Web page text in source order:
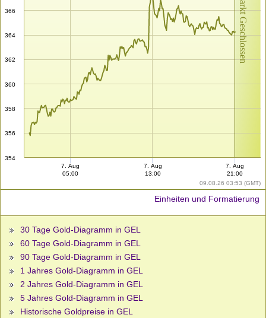
Markt Geschlossen
09.08.26 03:53 (GMT)
354
356
358
360
362
364
366
7. Aug
05:00
7. Aug
13:00
7. Aug
21:00
Einheiten und Formatierung
30 Tage Gold-Diagramm in GEL
60 Tage Gold-Diagramm in GEL
90 Tage Gold-Diagramm in GEL
1 Jahres Gold-Diagramm in GEL
2 Jahres Gold-Diagramm in GEL
5 Jahres Gold-Diagramm in GEL
Historische Goldpreise in GEL